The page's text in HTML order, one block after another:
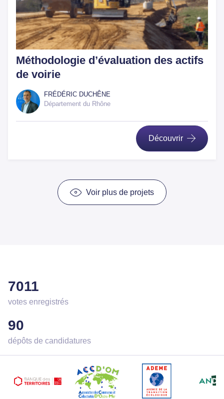
Méthodologie d’évaluation des actifs
de voirie
FRÉDÉRIC DUCHÊNE
Département du Rhône
Découvrir
Voir plus de projets
7011
votes enregistrés
90
dépôts de candidatures